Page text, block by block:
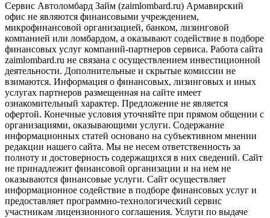
Сервис Автоломбард Займ (zaimlombard.ru) Армавирский
офис не являются финансовыми учреждением,
микрофинансовой организацией, банком, лизинговой
компанией или ломбардом, а оказывают содействие в подборе
финансовых услуг компаний-партнеров сервиса. Работа сайта
zaimlombard.ru не связана с осуществлением инвестиционной
деятельности. Дополнительные и скрытые комиссии не
взимаются. Информация о финансовых, лизинговых и иных
услугах партнеров размещенная на сайте имеет
ознакомительный характер. Предложение не является
офертой. Конечные условия уточняйте при прямом общении с
организациями, оказывающими услуги. Содержание
информационных статей основано на субъективном мнении
редакции нашего сайта. Мы не несем ответственность за
полноту и достоверность содержащихся в них сведений. Сайт
не принадлежит финансовой организации и на нем не
оказываются финансовые услуги. Сайт осуществляет
информационное содействие в подборе финансовых услуг и
предоставляет программно-технологический сервис
участникам лицензионного соглашения. Услуги по выдаче